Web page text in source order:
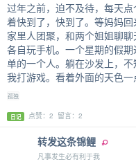
过年之前，迫不及待，每天
着快到了，快到了。等妈妈
家里人团聚，和两个姐姐聊
各自玩手机。一个星期的假
单的一个人。躺在沙发上，
我打游戏。看着外面的天
孤独
日记 点赞：2 留言：2
转发这条锦鲤
凡事发生必有利于我